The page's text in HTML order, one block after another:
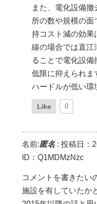
また、電化設備
所の数や規模の
持コスト減の効果
線の場合では直江
ることで電化設
低限に抑えられま
ハードルが低い環
Like 0
名前:匿名: 投稿日：
ID：Q1MDMzNzc
コメントを書きたい
施設を有していたか